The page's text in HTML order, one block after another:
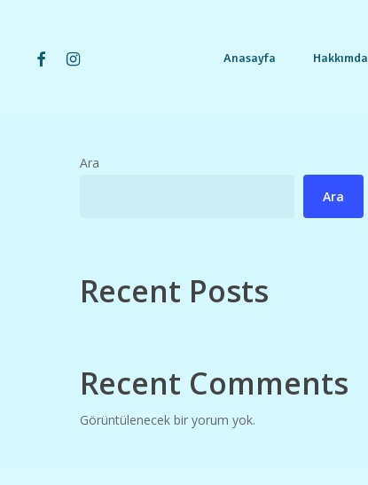
Anasayfa Hakkımda
facebookinstagram
Ara
Ara
Recent Posts
Recent Comments
Görüntülenecek bir yorum yok.